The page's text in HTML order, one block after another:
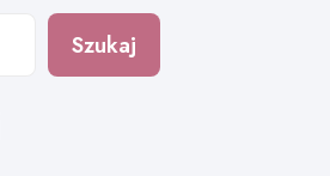
Szukaj